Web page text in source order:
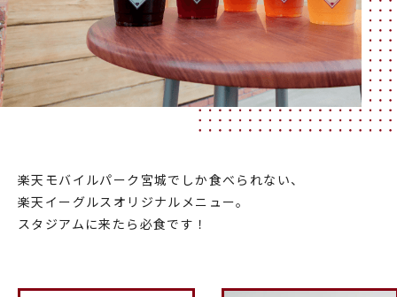
楽天モバイルパーク宮城でしか食べられない、
楽天イーグルスオリジナルメニュー。
スタジアムに来たら必食です！